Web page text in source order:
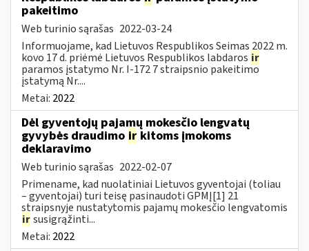
pakeitimo
Web turinio sąrašas 2022-03-24
Informuojame, kad Lietuvos Respublikos Seimas 2022 m.
kovo 17 d. priėmė Lietuvos Respublikos labdaros ir
paramos įstatymo Nr. I-172 7 straipsnio pakeitimo
įstatymą Nr....
Metai: 2022
Dėl gyventojų pajamų mokesčio lengvatų
gyvybės draudimo ir kitoms įmokoms
deklaravimo
Web turinio sąrašas 2022-02-07
Primename, kad nuolatiniai Lietuvos gyventojai (toliau
– gyventojai) turi teisę pasinaudoti GPMĮ[1] 21
straipsnyje nustatytomis pajamų mokesčio lengvatomis
irsusigrąžinti...
Metai: 2022